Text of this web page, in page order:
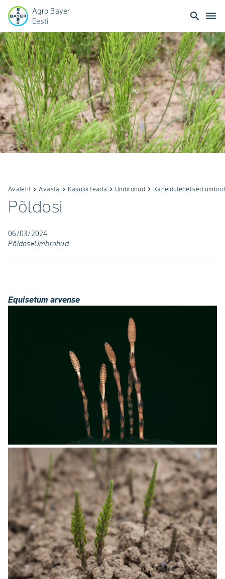
Agro Bayer
Eesti
search dehaze
Avaleht keyboard_arrow_rightAvasta keyboard_arrow_right Kasulik teada keyboard_arrow_right Umbrohudkeyboard_arrow_right Kaheidulehelised
Põldosi
06/03/2024
Põldosi Umbrohud
Equisetum arvense